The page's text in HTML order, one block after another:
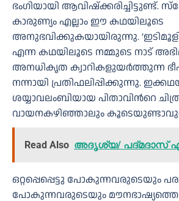
ഭംഗിയായി ആവിഷ്ക്കരിച്ചിട്ടുണ്ട്.
കാരുണ്യം എല്ലാം ഈ കഥയിലൂടെ
അനുഭവിക്കുകയായിരുന്നു.
എന്ന കഥയിലൂടെ നമ്മുടെ നാട്
അനധികൃത ക്വാറികളുയര്‍ത്തുന്ന
നന്നായി പ്രതിഫലിപ്പിക്കുന്നു.
ശയ്യാവലംബിയായ പിതാവിന്‍റെ
വായനകഴിഞ്ഞാലും
Read Also അദൃശ്യ/ പദ്മദാസ്
ഒറ്റപ്പെപ്പെട്ടു പോകുന്നവരുടെയും
പോകുന്നവരുടെയും